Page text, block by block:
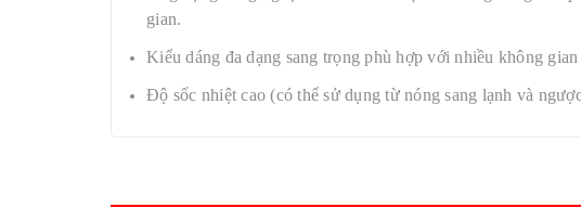
gian.
Kiểu dáng đa dạng sang trọng phù hợp với nhiều không
Độ sốc nhiệt cao (có thể sử dụng từ nóng sang lạnh và